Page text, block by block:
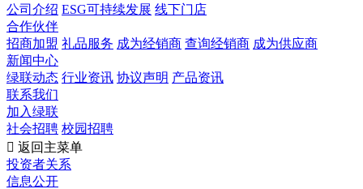
公司介绍 ESG可持续发展 线下门店
合作伙伴
招商加盟 礼品服务 成为经销商 查询经销商 成为供应商
新闻中心
绿联动态 行业资讯 协议声明 产品资讯
联系我们
加入绿联
社会招聘 校园招聘
 返回主菜单
投资者关系
信息公开